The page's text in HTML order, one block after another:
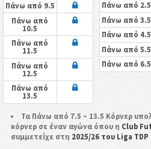
Πάνω από 9.5
Πάνω από
10.5
Πάνω από
11.5
Πάνω από
12.5
Πάνω από
13.5
Πάνω από 2.5
Πάνω από 3.5
Πάνω από 4.5
Πάνω από 5.5
Πάνω από 6.5
Τα Πάνω από 7.5 ~ 13.5 Κόρνερ
κόρνερ σε έναν αγώνα όπου η Club
συμμετείχε στη 2025/26 του Liga TDP